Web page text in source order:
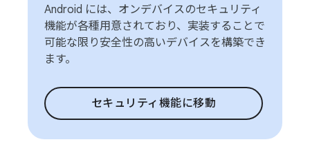
Android には、オンデバイスのセキュリティ
機能が各種用意されており、実装することで
可能な限り安全性の高いデバイスを構築でき
ます。
セキュリティ機能に移動